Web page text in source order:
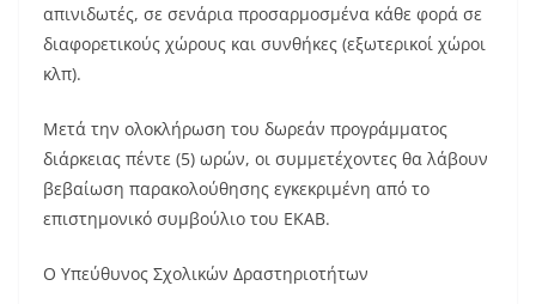
απινιδωτές, σε σενάρια προσαρμοσμένα κάθε φορά σε
διαφορετικούς χώρους και συνθήκες (εξωτερικοί χώροι
κλπ).
Μετά την ολοκλήρωση του δωρεάν προγράμματος
διάρκειας πέντε (5) ωρών, οι συμμετέχοντες θα λάβουν
βεβαίωση παρακολούθησης εγκεκριμένη από το
επιστημονικό συμβούλιο του ΕΚΑΒ.
Ο Υπεύθυνος Σχολικών Δραστηριοτήτων